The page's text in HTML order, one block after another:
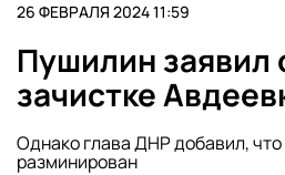
26 ФЕВРАЛЯ 2024 11:59
Пушилин заявил
зачистке
Однако глава ДНР добавил,
разминирован